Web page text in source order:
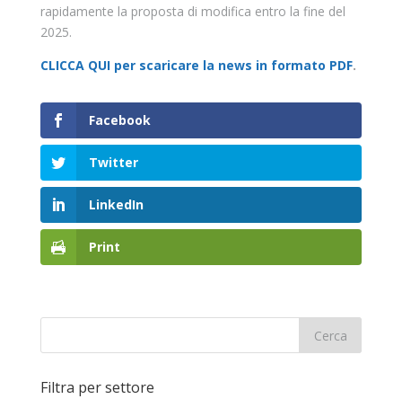
rapidamente la proposta di modifica entro la fine del
2025.
CLICCA QUI per scaricare la news in formato PDF.
Facebook
Twitter
LinkedIn
Print
Filtra per settore